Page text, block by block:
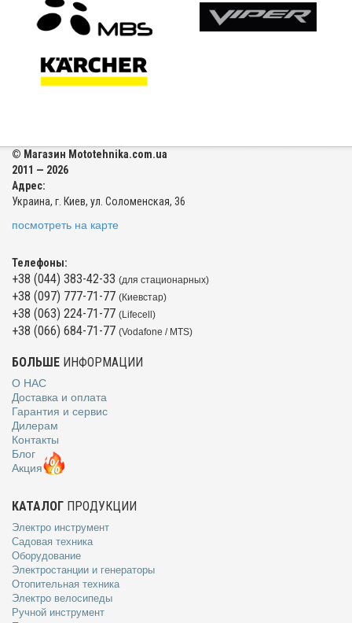
© Магазин Mototehnika.com.ua
2011 — 2026
Адрес:
Украина, г. Киев, ул. Соломенская, 36
посмотреть на карте
Телефоны:
+38 (044) 383-42-33 (для стационарных)
+38 (097) 777-71-77 (Киевстар)
+38 (063) 224-71-77 (Lifecell)
+38 (066) 684-71-77 (Vodafone / MTS)
БОЛЬШЕ ИНФОРМАЦИИ
О НАС
Доставка и оплата
Гарантия и сервис
Дилерам
Контакты
Блог
Акция
КАТАЛОГ ПРОДУКЦИИ
Электро инструмент
Садовая техника
Оборудование
Электростанции и генераторы
Отопительная техника
Электро велосипеды
Ручной инструмент